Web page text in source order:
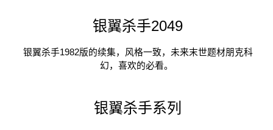
银翼杀手2049
银翼杀手1982版的续集，风格一致，未来末世题材朋克科
幻，喜欢的必看。
银翼杀手系列